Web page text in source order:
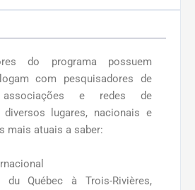
do programa possuem
com pesquisadores de
associações e redes de
lugares, nacionais e
mais atuais a saber:
du Québec à Trois-Rivières,